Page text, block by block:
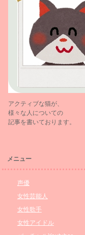
アクティブな猫が、
様々な人についての
記事を書いております。
メニュー
声優
女性芸能人
女性歌手
女性アイドル